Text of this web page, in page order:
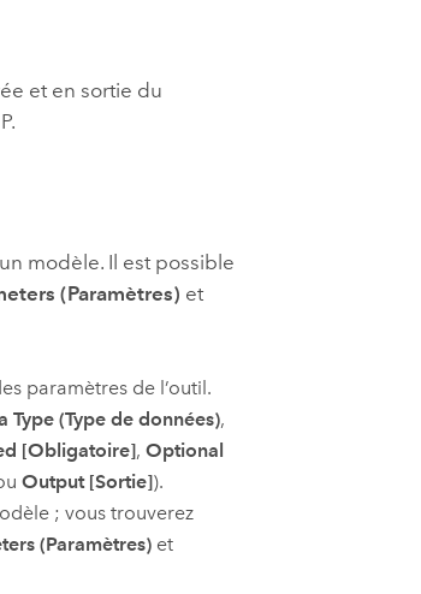
et en sortie du
modèle. Il est possible
(Paramètres) et
paramètres de l’outil.
Type (Type de données),
[Obligatoire], Optional
Output [Sortie]).
; vous trouverez
(Paramètres)et